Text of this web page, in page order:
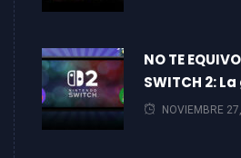
NO TE
SWITCH 2:
NOVIEMBRE